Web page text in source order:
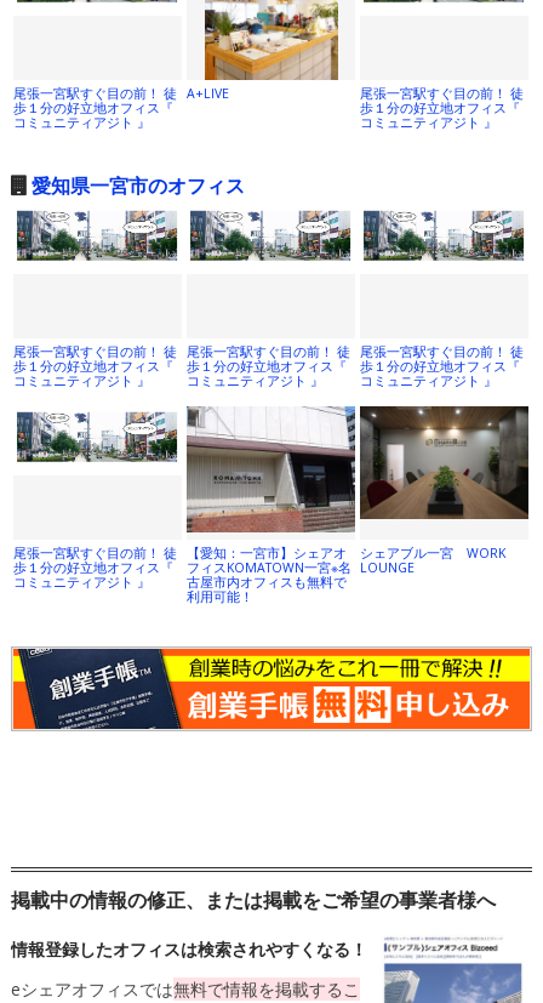
尾張一宮駅すぐ目の前！ 徒
歩１分の好立地オフィス『
コミュニティアジト 』
A+LIVE
尾張一宮駅すぐ目の前！ 徒
歩１分の好立地オフィス『
コミュニティアジト 』
愛知県一宮市のオフィス
尾張一宮駅すぐ目の前！ 徒
歩１分の好立地オフィス『
コミュニティアジト 』
尾張一宮駅すぐ目の前！ 徒
歩１分の好立地オフィス『
コミュニティアジト 』
尾張一宮駅すぐ目の前！ 徒
歩１分の好立地オフィス『
コミュニティアジト 』
尾張一宮駅すぐ目の前！ 徒
歩１分の好立地オフィス『
コミュニティアジト 』
【愛知：一宮市】シェアオ
フィスKOMATOWN一宮※名
古屋市内オフィスも無料で
利用可能！
シェアブル一宮 WORK
LOUNGE
掲載中の情報の修正、または掲載をご希望の事業者様へ
情報登録したオフィスは検索されやすくなる！
eシェアオフィスでは無料で情報を掲載するこ